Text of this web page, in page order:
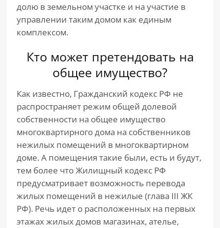
долю в земельном участке и на участие в
управлении таким домом как единым
комплексом.
Кто может претендовать на
общее имущество?
Как известно, Гражданский кодекс РФ не
распространяет режим общей долевой
собственности на общее имущество
многоквартирного дома на собственников
нежилых помещений в многоквартирном
доме. А помещения такие были, есть и будут,
тем более что Жилищный кодекс РФ
предусматривает возможность перевода
жилых помещений в нежилые (глава III ЖК
РФ). Речь идет о расположенных на первых
этажах жилых домов магазинах, ателье,